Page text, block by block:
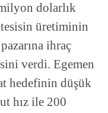
dolarlık
üretiminin
ihraç
verdi. Egemen
hedefinin düşük
hız ile 200